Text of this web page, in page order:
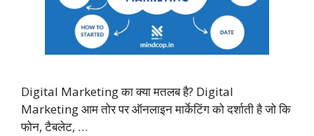
Digital Marketing का क्या मतलब है? Digital
Marketing आम तोर पर ऑनलाइन मार्केटिंग को दर्शाती है जो कि
फोन, टैबलेट, …